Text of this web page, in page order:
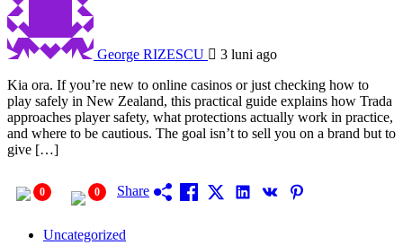
George RIZESCU
3 luni ago
Kia ora. If you’re new to online casinos or just checking how to
play safely in New Zealand, this practical guide explains how Trada
approaches player safety, what protections actually work in practice,
and where to be cautious. The goal isn’t to sell you on a brand but to
give […]
0 0 Share
Uncategorized